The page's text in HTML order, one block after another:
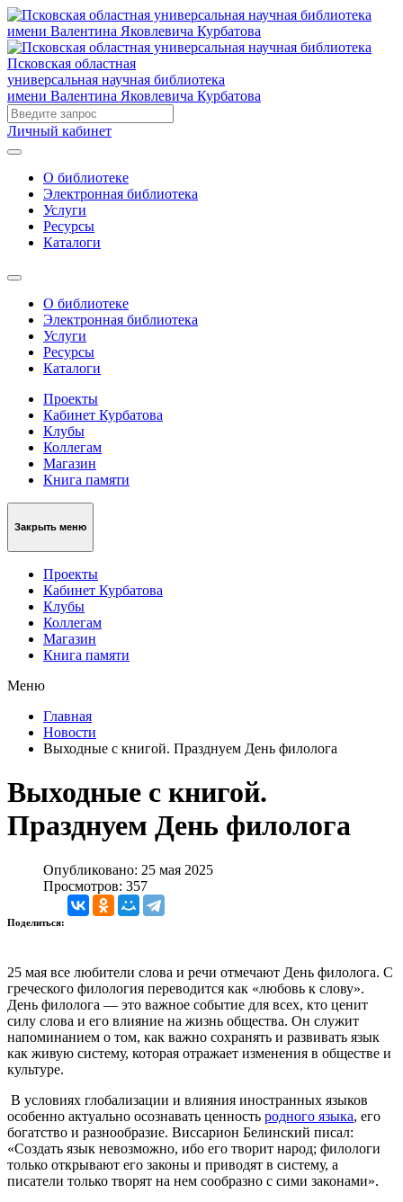
Псковская областная
универсальная научная библиотека
имени Валентина Яковлевича Курбатова
Личный кабинет
О библиотеке
Электронная библиотека
Услуги
Ресурсы
Каталоги
О библиотеке
Электронная библиотека
Услуги
Ресурсы
Каталоги
Проекты
Кабинет Курбатова
Клубы
Коллегам
Магазин
Книга памяти
Закрыть меню
Проекты
Кабинет Курбатова
Клубы
Коллегам
Магазин
Книга памяти
Меню
Главная
Новости
Выходные с книгой. Празднуем День филолога
Выходные с книгой.
Празднуем День филолога
Опубликовано: 25 мая 2025
Просмотров: 357
Поделиться:
25 мая все любители слова и речи отмечают День филолога. С
греческого филология переводится как «‎‎любовь к слову».
День филолога — это важное событие для всех, кто ценит
силу слова и его влияние на жизнь общества. Он служит
напоминанием о том, как важно сохранять и развивать язык
как живую систему, которая отражает изменения в обществе и
культуре.
В условиях глобализации и влияния иностранных языков
особенно актуально осознавать ценность родного языка, его
богатство и разнообразие. Виссарион Белинский писал:
«Создать язык невозможно, ибо его творит народ; филологи
только открывают его законы и приводят в систему, а
писатели только творят на нем сообразно с сими законами».